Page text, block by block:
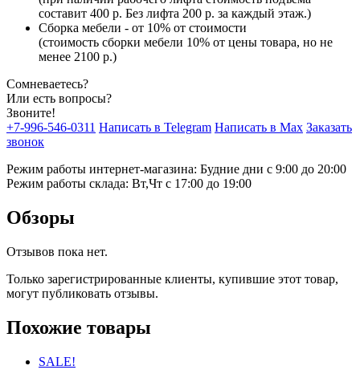
составит 400 р. Без лифта 200 р. за каждый этаж.)
Сборка мебели - от 10% от стоимости
(стоимость сборки мебели 10% от цены товара, но не
менее 2100 р.)
Сомневаетесь?
Или есть вопросы?
Звоните!
+7-996-546-0311 Написать в Telegram Написать в Max Заказать
звонок
Режим работы интернет-магазина: Будние дни с 9:00 до 20:00
Режим работы склада: Вт,Чт с 17:00 до 19:00
Обзоры
Отзывов пока нет.
Только зарегистрированные клиенты, купившие этот товар,
могут публиковать отзывы.
Похожие товары
SALE!